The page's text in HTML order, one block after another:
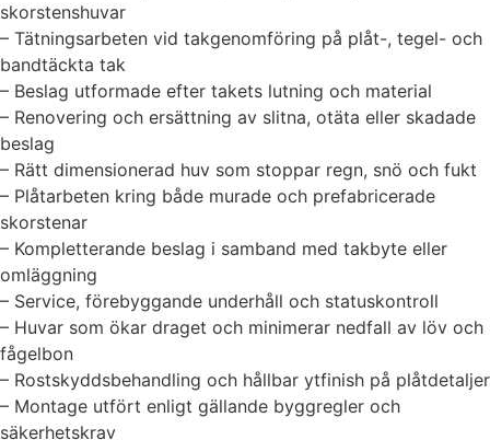
skorstenshuvar
– Tätningsarbeten vid takgenomföring på plåt-, tegel- och
bandtäckta tak
– Beslag utformade efter takets lutning och material
– Renovering och ersättning av slitna, otäta eller skadade
beslag
– Rätt dimensionerad huv som stoppar regn, snö och fukt
– Plåtarbeten kring både murade och prefabricerade
skorstenar
– Kompletterande beslag i samband med takbyte eller
omläggning
– Service, förebyggande underhåll och statuskontroll
– Huvar som ökar draget och minimerar nedfall av löv och
fågelbon
– Rostskyddsbehandling och hållbar ytfinish på plåtdetaljer
– Montage utfört enligt gällande byggregler och
säkerhetskrav